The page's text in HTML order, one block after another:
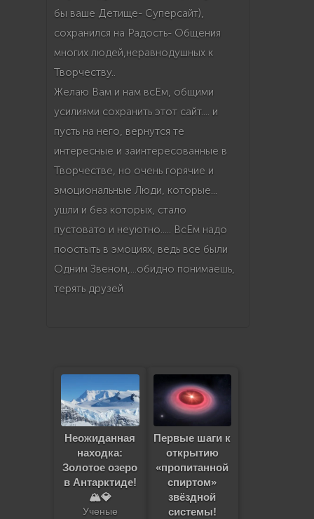
бы ваше Детище- Суперсайт),
сохранился на Радость- Общения
многих людей,неравнодушных к
Творчеству..
Желаю Вам и нам всЕм, общими
усилиями сохранить этот сайт.... и
пусть на него, вернутся те
интересные и заинтересованные в
Творчестве, но очень горячие и
эмоциональные Люди, которые...
ушли и без которых, стало
пустовато и неуютно..... ВсЕм надо
поостыть в эмоциях, ведь все были
Одним Звеном,...обидно понимаешь,
терять друзей
Неожиданная
находка:
Золотое озеро
в Антарктиде!
🏔️💎
Ученые
Первые шаги к
открытию
«пропитанной
спиртом»
звёздной
системы!